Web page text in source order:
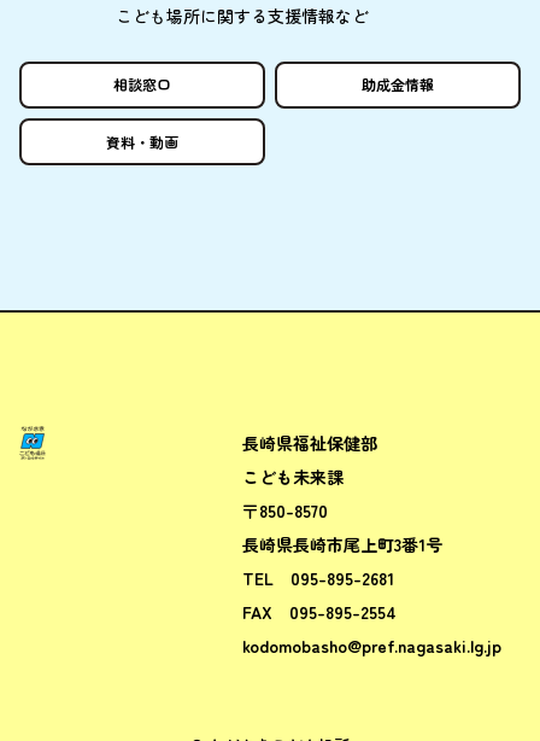
こども場所に関する支援情報など
相談窓口 助成金情報
資料 ・ 動画
ながさきこども場所ポータルサ
長崎県福祉保健部
こども未来課
〒850-8570
長崎県長崎市尾上町3番1号
TEL 095-895-2681
FAX 095-895-2554
kodomobasho@pref.nagasaki.lg.jp